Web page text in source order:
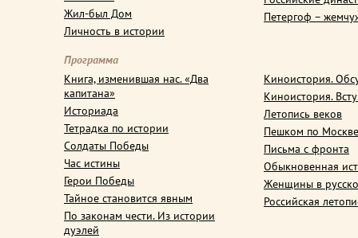
Жил-был Дом
Личность в истории
Петергоф –
Программа
Книга, изменившая нас. «Два
капитана»
Историада
Тетрадка по истории
Солдаты Победы
Час истины
Герои Победы
Тайное становится явным
По законам чести. Из истории
дуэлей
Киноистория.
Киноистория.
Летопись веков
Пешком по Москве
Письма с фронта
Обыкновенная
Женщины в
Российская